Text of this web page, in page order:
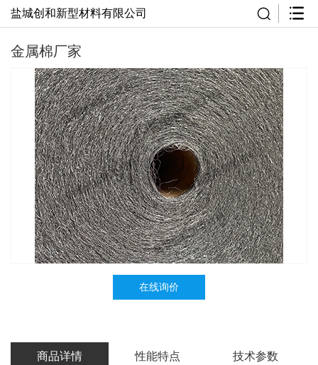
盐城创和新型材料有限公司
金属棉厂家
在线询价
商品详情 性能特点 技术参数